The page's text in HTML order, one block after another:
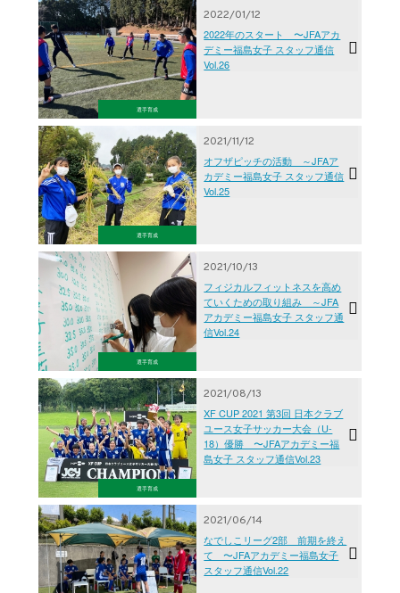
選手育成
2022/01/12
2022年のスタート 〜JFAアカ
デミー福島女子 スタッフ通信
Vol.26
選手育成
2021/11/12
オフザピッチの活動 ～JFAア
カデミー福島女子 スタッフ通信
Vol.25
選手育成
2021/10/13
フィジカルフィットネスを高め
ていくための取り組み ～JFA
アカデミー福島女子 スタッフ通
信Vol.24
選手育成
2021/08/13
XF CUP 2021 第3回 日本クラブ
ユース女子サッカー大会（U-
18）優勝 〜JFAアカデミー福
島女子 スタッフ通信Vol.23
2021/06/14
なでしこリーグ2部 前期を終え
て 〜JFAアカデミー福島女子
スタッフ通信Vol.22